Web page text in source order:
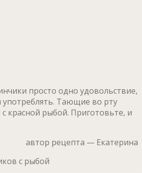
просто одно удовольствие,
употреблять. Тающие во рту
красной рыбой. Приготовьте, и
автор рецепта — Екатерина